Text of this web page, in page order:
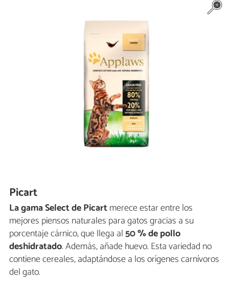
Picart
La gama Select de Picartmerece estar entre los
mejores piensos naturales para gatos gracias a su
porcentaje cárnico, que llega al50 % de pollo
deshidratado. Además, añade huevo. Esta variedad no
contiene cereales, adaptándose a los orígenes carnívoros
del gato.